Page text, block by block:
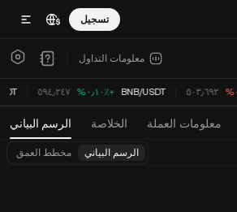
تسجيل
معلومات التداول
٥٠٣٫٦٩٢ BNB/USDT ‮+‭٠٫١٠٪؜‬%‬ ٥٩٤٫٢٤٧
الرسم البياني الخلاصة معلومات العملة
الرسم البياني مخطط العمق